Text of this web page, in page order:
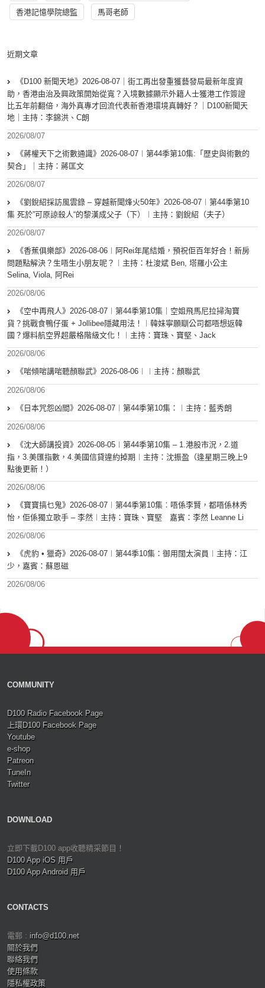
香港記憶學院總監 馬哥老師
近期文章
《D100 新聞天地》2026-08-07｜街工再出發重獲藝發局最新年度資
助，香港由治及興政策開始從寬？入境數據顯示外籍人士獲港工作簽證
比五年前翻倍，海外真專才回流代表新香港環境真轉好？｜D100新聞天
地｜主持：李錦洪、C朗
2026/08/07
《蔣權天下之術數通識》2026-08-07︱第44季第10集:「歴史與術數的
契合」｜主持：蔣匡文
2026/08/07
《劉銳紹採訪風雲錄 – 穿越新聞烽火50年》2026-08-07︱第44季第10
集 死於”可原諒殺人“的黎漢成父子（下）︱主持：劉銳紹（夫子）
2026/08/07
《香蕉俱樂部》2026-08-06︱阿Rei年尾結婚，預祝佢百年好合！新房
問題點解決？生唔生小朋友呢？︱主持：杜浚斌 Ben, 塔羅小公主
Selina, Viola, 阿Rei
2026/08/06
《空中再飛人》2026-08-07︱第44季第10集｜空姐飛馬尼拉掃淘寶
貨？挑戰食鴨仔蛋 + Jollibee隱藏用法！︱韓妹寧願瞓公司都唔想返韓
國？爆料航空界超嚴格階級文化！︱主持：寶珠、寶堅、Jack
2026/08/06
《啱傾啱講啱聽顏聯武》2026-08-06︱︱主持：顏聯武
2026/08/06
《日本咒怨凶間》2026-08-07︱第44季第10集：︱主持：藍秀朗
2026/08/06
《沈大師講投資》2026-08-05︱第44季第10集 – 1.港股市況，2.道
指，3.美匯指數，4.美國信貸違約掉期︱主持：沈振盈（逢星期三晚上9
點後更新！）
2026/08/06
《寶寶搞乜鬼》2026-08-07︱第44季第10集︰唔係李賢，都唔係林秀
怡，佢係獨立歌手 – 李然︱主持：寶珠、寶堅 嘉賓：李然 Leanne Li
2026/08/06
《虎豹 • 獵奇》2026-08-07︱第44季10集：御用闊太演員︱主持：江
少，嘉賓：蘇恩磁
2026/08/06
COMMUNITY
D100 Radio Facebook Page
上環D100 Facebook Page
Youtube
e-shop
Patreon
TuneIn
Twitter
DOWNLOAD
立即下載D100 app收聽精采節目！
D100 App iOS 用戶
D100 App Android 用戶
CONTACTS
電郵 : info@d100.net
關於我們
聯絡我們
使用條款
隱私權政策